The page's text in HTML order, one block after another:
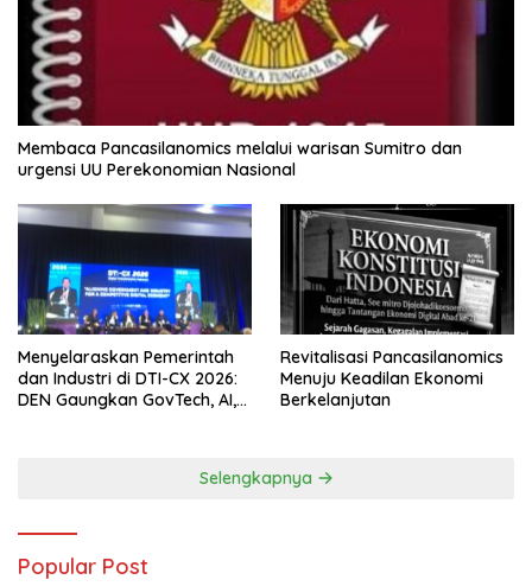
Membaca Pancasilanomics melalui warisan Sumitro dan
urgensi UU Perekonomian Nasional
Menyelaraskan Pemerintah
dan Industri di DTI-CX 2026:
DEN Gaungkan GovTech, AI,
Revitalisasi Pancasilanomics
Menuju Keadilan Ekonomi
Berkelanjutan
Selengkapnya
Popular Post